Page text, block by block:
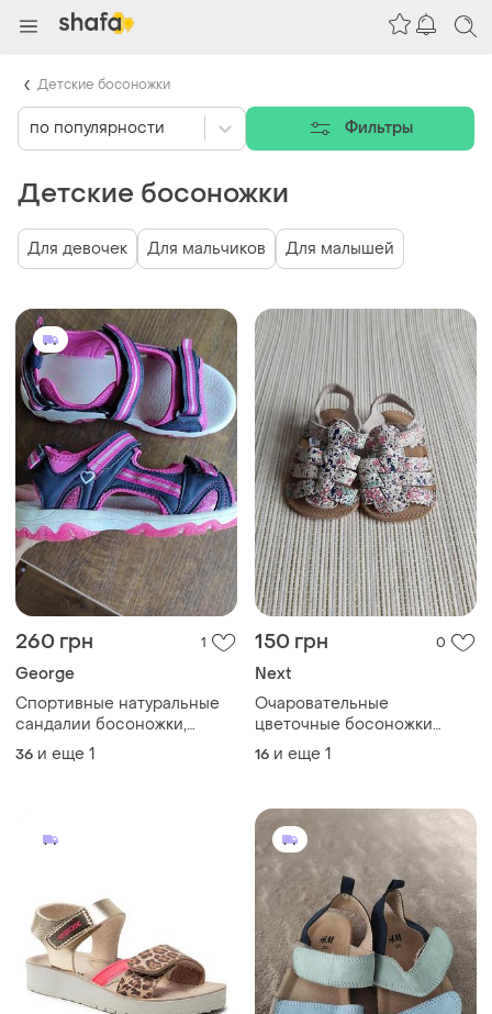
Детские босоножки
по популярности Фильтры
Детские босоножки
Для девочек Для мальчиков Для малышей
260 грн 1
George
Спортивные натуральные
сандалии босоножки,
размер 35,5-36
36 и еще 1
150 грн 0
Next
Очаровательные
цветочные босоножки
сандалии next для девочки,
размер 3-6 мес.
16 и еще 1